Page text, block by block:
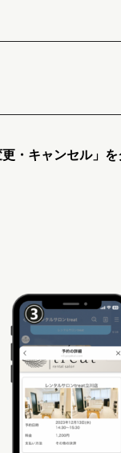
・キャンセル」を